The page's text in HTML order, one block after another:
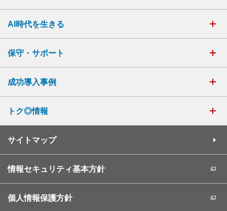
AI時代を生きる
保守・サポート
成功導入事例
トク◎情報
サイトマップ
情報セキュリティ基本方針
個人情報保護方針